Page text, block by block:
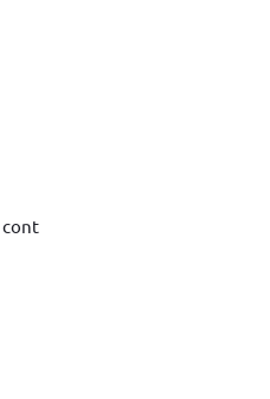
YATO
demolator
BOSCH
Cynel